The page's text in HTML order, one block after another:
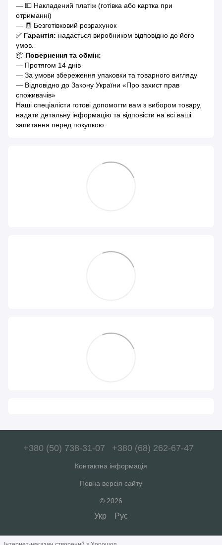
— 💵 Накладений платіж (готівка або картка при
отриманні)
— 🧾 Безготівковий розрахунок
✅ Гарантія: надається виробником відповідно до його
умов.
📦 Повернення та обмін:
— Протягом 14 днів
— За умови збереження упаковки та товарного вигляду
— Відповідно до Закону України «Про захист прав
споживачів»
Наші спеціалісти готові допомогти вам з вибором товару,
надати детальну інформацію та відповісти на всі ваші
запитання перед покупкою.
+380 (50) 738-31-07 +380 (68) 262-67-47
Контактна інформація
Повна версія сайту
© 2026
Укр Рус